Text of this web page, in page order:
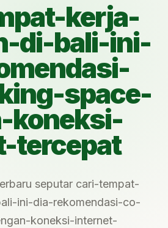
kerja-
di-bali-ini-
space-
koneksi-
tercepat
seputar cari-tempat-
ini-dia-rekomendasi-co-
koneksi-internet-